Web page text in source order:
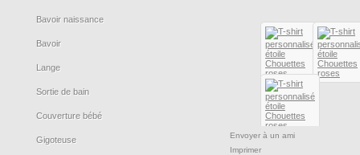
Bavoir naissance
Bavoir
Lange
Sortie de bain
Couverture bébé
Gigoteuse
Envoyer à un ami
Imprimer